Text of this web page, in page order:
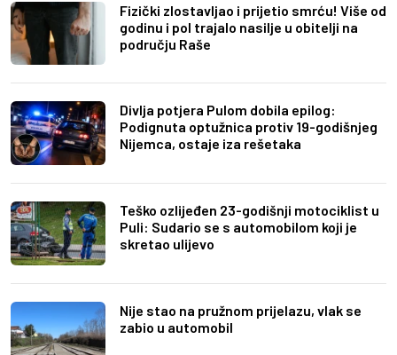
Fizički zlostavljao i prijetio smrću! Više od
godinu i pol trajalo nasilje u obitelji na
području Raše
Divlja potjera Pulom dobila epilog:
Podignuta optužnica protiv 19-godišnjeg
Nijemca, ostaje iza rešetaka
Teško ozlijeđen 23-godišnji motociklist u
Puli: Sudario se s automobilom koji je
skretao ulijevo
Nije stao na pružnom prijelazu, vlak se
zabio u automobil